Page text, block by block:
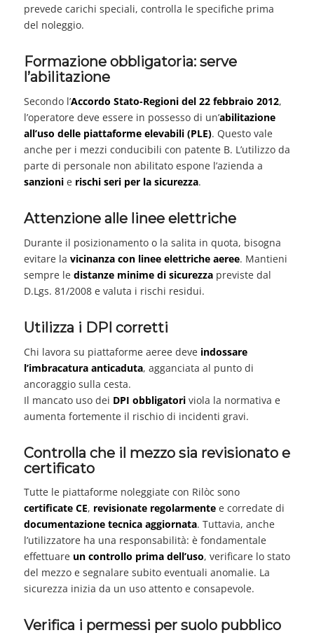
prevede carichi speciali, controlla le specifiche prima
del noleggio.
Formazione obbligatoria: serve
l’abilitazione
Secondo l’Accordo Stato-Regioni del 22 febbraio 2012,
l’operatore deve essere in possesso di un’abilitazione
all’uso delle piattaforme elevabili (PLE). Questo vale
anche per i mezzi conducibili con patente B. L’utilizzo da
parte di personale non abilitato espone l’azienda a
sanzionie rischi seri per la sicurezza.
Attenzione alle linee elettriche
Durante il posizionamento o la salita in quota, bisogna
evitare la vicinanza con linee elettriche aeree. Mantieni
sempre le distanze minime di sicurezzapreviste dal
D.Lgs. 81/2008 e valuta i rischi residui.
Utilizza i DPI corretti
Chi lavora su piattaforme aeree deve indossare
l’imbracatura anticaduta, agganciata al punto di
ancoraggio sulla cesta.
Il mancato uso dei DPI obbligatoriviola la normativa e
aumenta fortemente il rischio di incidenti gravi.
Controlla che il mezzo sia revisionato e
certificato
Tutte le piattaforme noleggiate con Rilòc sono
certificate CE, revisionate regolarmentee corredate di
documentazione tecnica aggiornata. Tuttavia, anche
l’utilizzatore ha una responsabilità: è fondamentale
effettuare un controllo prima dell’uso, verificare lo stato
del mezzo e segnalare subito eventuali anomalie. La
sicurezza inizia da un uso attento e consapevole.
Verifica i permessi per suolo pubblico